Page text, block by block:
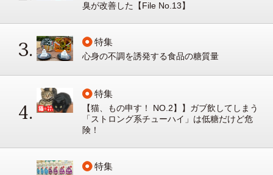
臭が改善した【File No.13】
特集
心身の不調を誘発する食品の糖質量
特集
【猫、もの申す！ NO.2】】ガブ飲してしまう
「ストロング系チューハイ」は低糖だけど危
険！
特集